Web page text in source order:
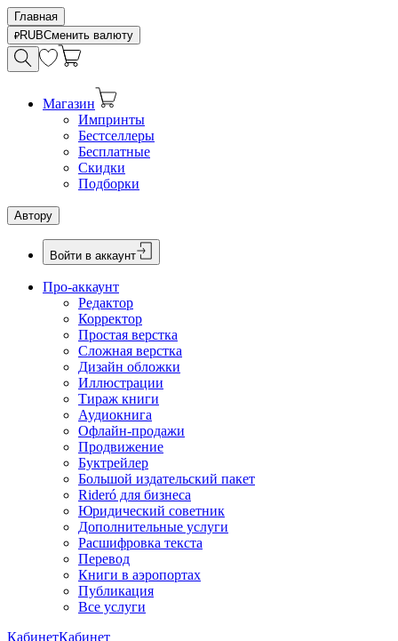
Главная
RUBСменить валюту
Магазин
Импринты
Бестселлеры
Бесплатные
Скидки
Подборки
Автору
Войти в аккаунт
Про-аккаунт
Редактор
Корректор
Простая верстка
Сложная верстка
Дизайн обложки
Иллюстрации
Тираж книги
Аудиокнига
Офлайн-продажи
Продвижение
Буктрейлер
Большой издательский пакет
Rideró для бизнеса
Юридический советник
Дополнительные услуги
Расшифровка текста
Перевод
Книги в аэропортах
Публикация
Все услуги
КабинетКабинет